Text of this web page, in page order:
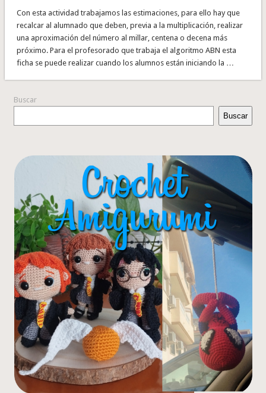
Con esta actividad trabajamos las estimaciones, para ello hay que
recalcar al alumnado que deben, previa a la multiplicación, realizar
una aproximación del número al millar, centena o decena más
próximo. Para el profesorado que trabaja el algoritmo ABN esta
ficha se puede realizar cuando los alumnos están iniciando la …
Buscar
Buscar